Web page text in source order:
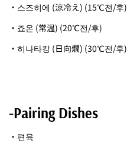
・스즈히에 (涼冷え) (15℃전/후)
・죠온 (常温) (20℃전/후)
・히나타캉 (日向燗) (30℃전/후)
-Pairing Dishes
・편육